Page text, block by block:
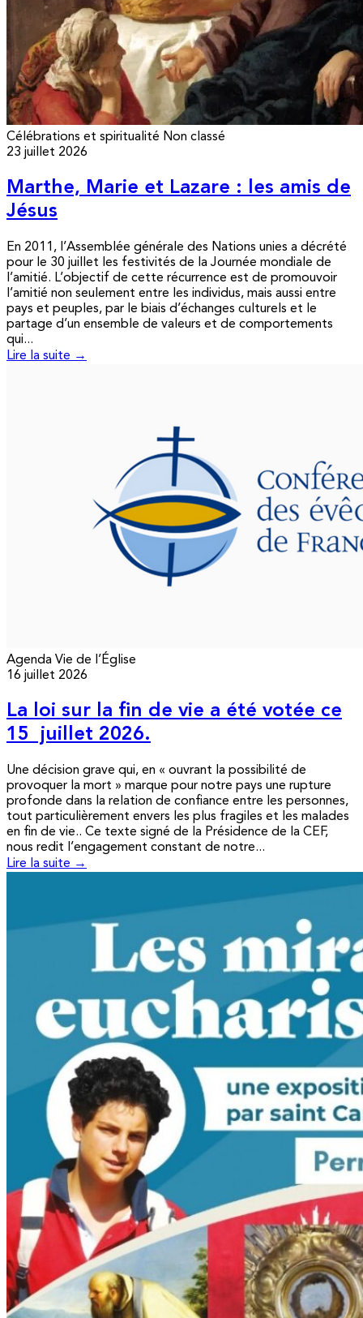
Célébrations et spiritualité Non classé
23 juillet 2026
Marthe, Marie et Lazare : les amis de
Jésus
En 2011, l’Assemblée générale des Nations unies a décrété
pour le 30 juillet les festivités de la Journée mondiale de
l’amitié. L’objectif de cette récurrence est de promouvoir
l’amitié non seulement entre les individus, mais aussi entre
pays et peuples, par le biais d’échanges culturels et le
partage d’un ensemble de valeurs et de comportements
qui...
Lire la suite →
Agenda Vie de l’Église
16 juillet 2026
La loi sur la fin de vie a été votée ce
15 juillet 2026.
Une décision grave qui, en « ouvrant la possibilité de
provoquer la mort » marque pour notre pays une rupture
profonde dans la relation de confiance entre les personnes,
tout particulièrement envers les plus fragiles et les malades
en fin de vie.. Ce texte signé de la Présidence de la CEF,
nous redit l’engagement constant de notre...
Lire la suite →